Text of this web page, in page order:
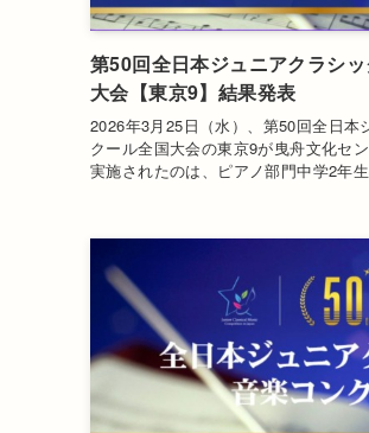
第50回全日本ジュニアクラシ
大会【東京9】結果発表
2026年3月25日（水）、第50回全日本
クール全国大会の東京9が曳舟文化セ
実施されたのは、ピアノ部門中学2年